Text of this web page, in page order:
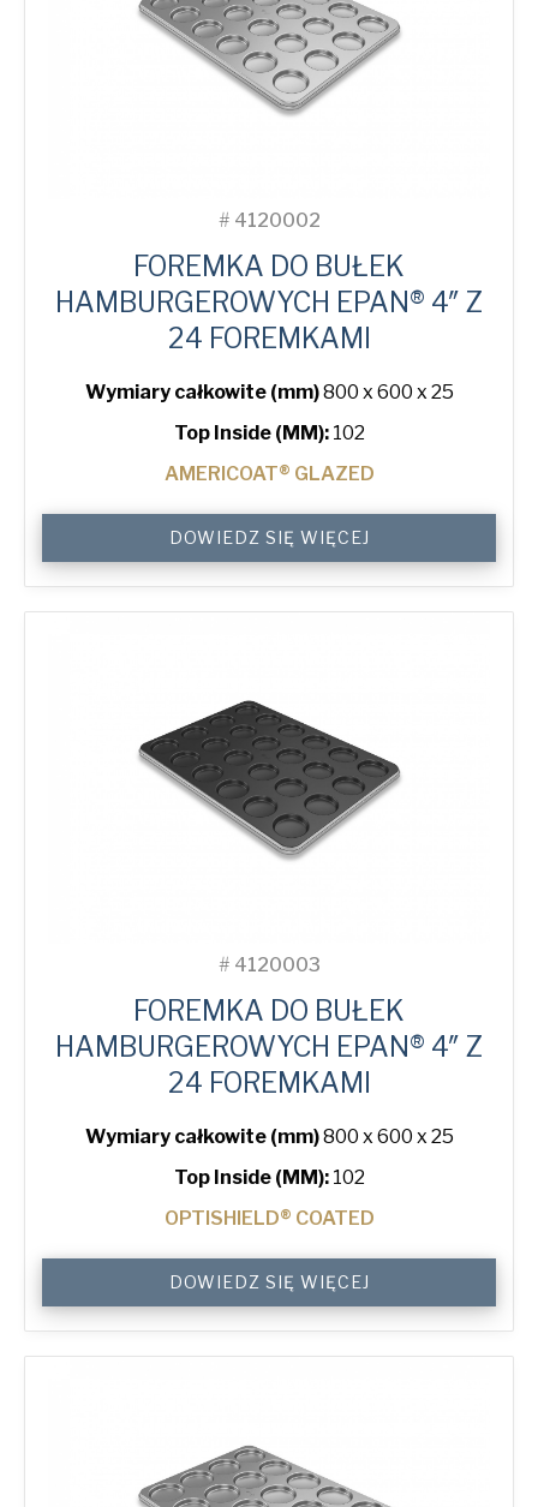
# 4120002
FOREMKA DO BUŁEK
HAMBURGEROWYCH EPAN® 4″ Z
24 FOREMKAMI
Wymiary całkowite (mm)800 x 600 x 25
Top Inside (MM): 102
AMERICOAT® GLAZED
ePAN®
Bun
Tray
DOWIEDZ SIĘ WIĘCEJ
# 4120003
FOREMKA DO BUŁEK
HAMBURGEROWYCH EPAN® 4″ Z
24 FOREMKAMI
Wymiary całkowite (mm)800 x 600 x 25
Top Inside (MM): 102
OPTISHIELD® COATED
ePAN®
Bun
Tray
DOWIEDZ SIĘ WIĘCEJ
Politique de confidentialité*
Oui, j'ai lu et comprisla politique de
American Pan Europe et de